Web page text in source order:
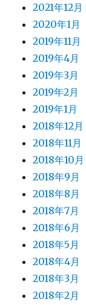
2021年12月
2020年1月
2019年11月
2019年4月
2019年3月
2019年2月
2019年1月
2018年12月
2018年11月
2018年10月
2018年9月
2018年8月
2018年7月
2018年6月
2018年5月
2018年4月
2018年3月
2018年2月